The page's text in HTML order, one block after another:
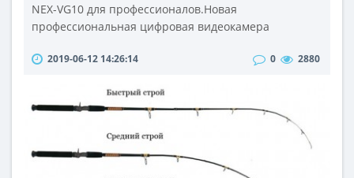
NEX-VG10 для профессионалов.Новая
профессиональная цифровая видеокамера
миллиметровым CMOS-сенсором Exmore Super и
возможность записывать видео в формате AVCHD с
разрешением 1920 на 1080 пикселей. На новинке
имеется 3,5 дюймовый дисплей и два разъема
XLR.Для..
2019-06-12 14:26:14 0 2880